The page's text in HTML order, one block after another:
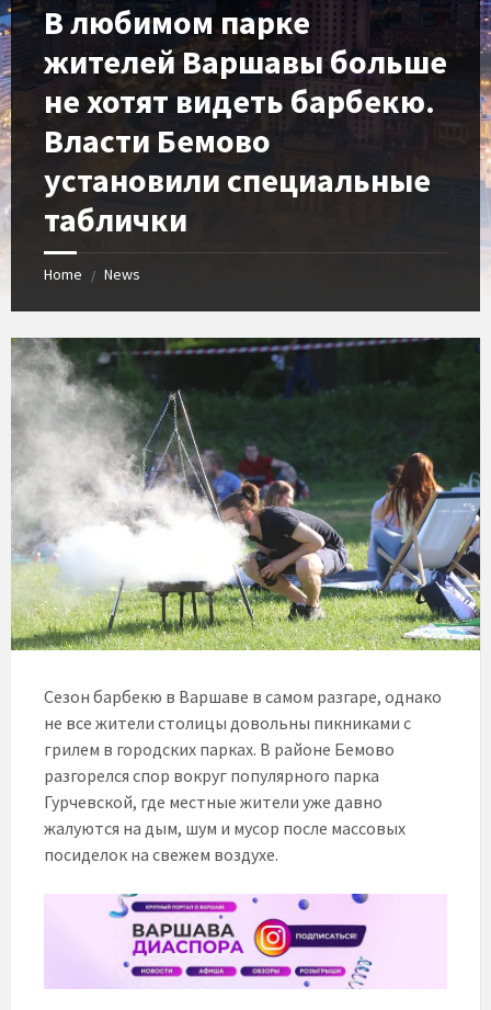
В любимом парке
жителей Варшавы больше
не хотят видеть барбекю.
Власти Бемово
установили специальные
таблички
Home / News
Сезон барбекю в Варшаве в самом разгаре, однако
не все жители столицы довольны пикниками с
грилем в городских парках. В районе Бемово
разгорелся спор вокруг популярного парка
Гурчевской, где местные жители уже давно
жалуются на дым, шум и мусор после массовых
посиделок на свежем воздухе.